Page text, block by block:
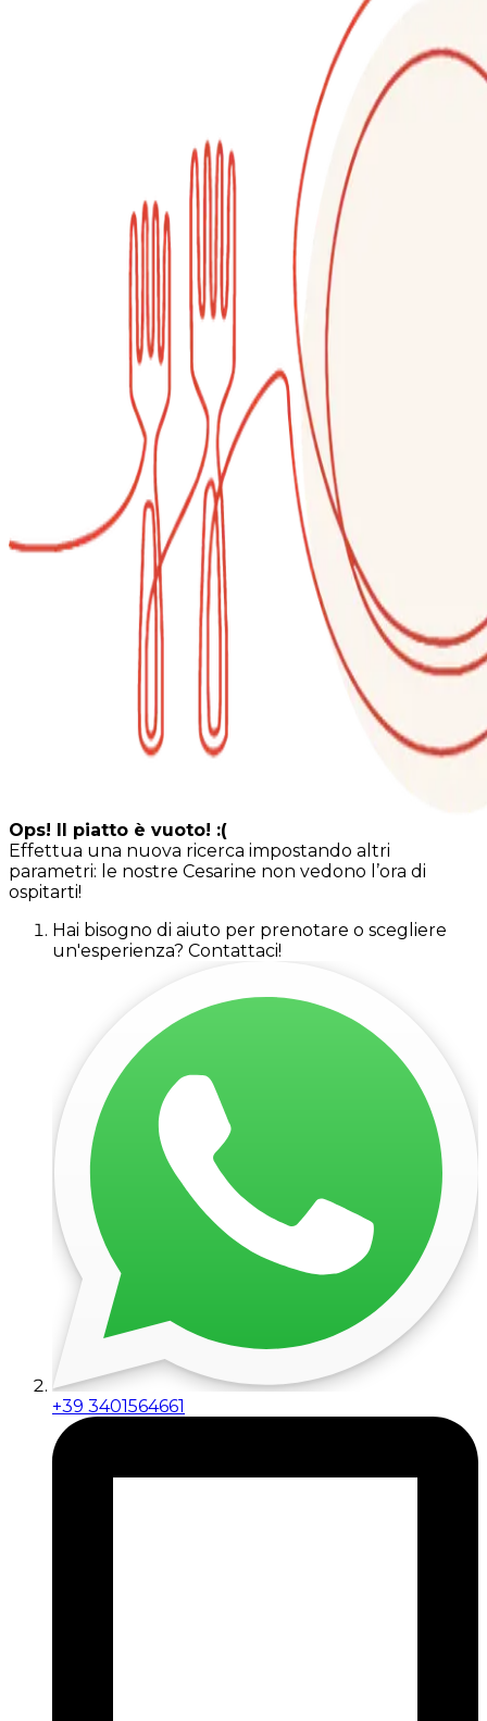
Ops! Il piatto è vuoto! :(
Effettua una nuova ricerca impostando altri
parametri: le nostre Cesarine non vedono l’ora di
ospitarti!
Hai bisogno di aiuto per prenotare o scegliere
un'esperienza? Contattaci!
+39 3401564661